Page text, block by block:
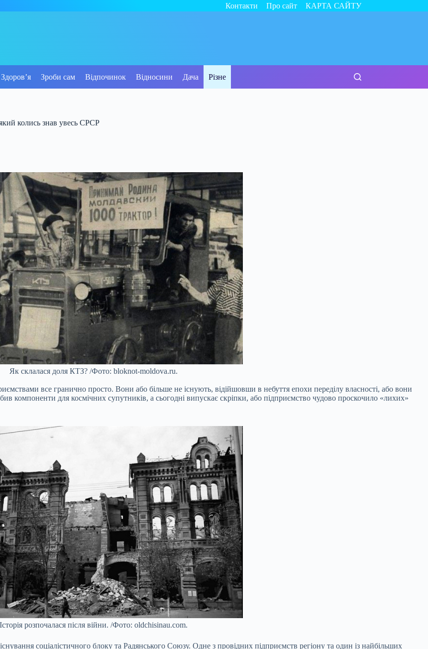
Контакти Про сайт КАРТА САЙТУ
Здоров’я Зроби сам Відпочинок Відносини Дача Різне
колись знав увесь СРСР
Як склалася доля КТЗ? /Фото: bloknot-moldova.ru.
все гранично просто. Вони або більше не існують, відійшовши в небуття епохи переділу власності, або вони
компоненти для космічних супутників, а сьогодні випускає скріпки, або підприємство чудово проскочило «лихих»
Історія розпочалася після війни. /Фото: oldchisinau.com.
соціалістичного блоку та Радянського Союзу. Одне з провідних підприємств регіону та один із найбільших